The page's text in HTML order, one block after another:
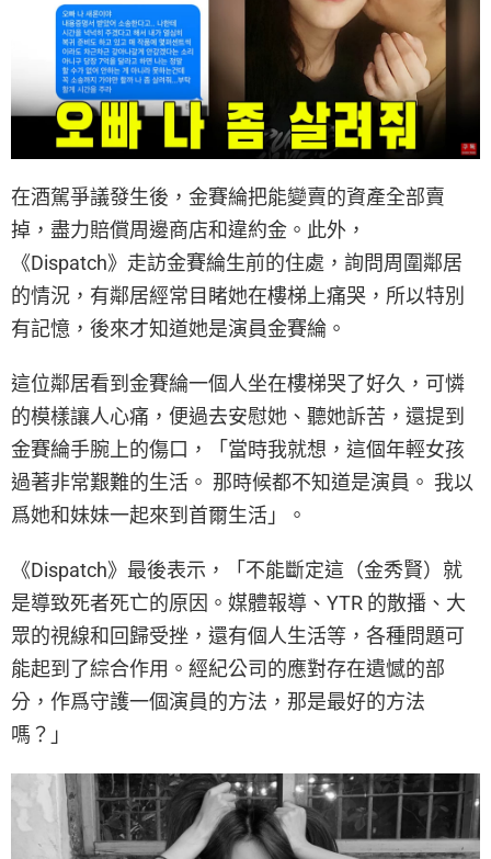
在酒駕爭議發生後，金賽綸把能變賣的資產全部賣
掉，盡力賠償周邊商店和違約金。此外，
《Dispatch》走訪金賽綸生前的住處，詢問周圍鄰居
的情況，有鄰居經常目睹她在樓梯上痛哭，所以特別
有記憶，後來才知道她是演員金賽綸。
這位鄰居看到金賽綸一個人坐在樓梯哭了好久，可憐
的模樣讓人心痛，便過去安慰她、聽她訴苦，還提到
金賽綸手腕上的傷口，「當時我就想，這個年輕女孩
過著非常艱難的生活。 那時候都不知道是演員。 我以
爲她和妹妹一起來到首爾生活」。
《Dispatch》最後表示，「不能斷定這（金秀賢）就
是導致死者死亡的原因。媒體報導、YTR 的散播、大
眾的視線和回歸受挫，還有個人生活等，各種問題可
能起到了綜合作用。經紀公司的應對存在遺憾的部
分，作爲守護一個演員的方法，那是最好的方法
嗎？」